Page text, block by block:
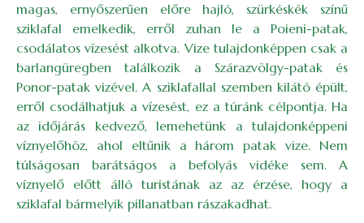
magas, ernyőszerűen előre hajló, szürkéskék színű
sziklafal emelkedik, erről zuhan le a Poieni-patak,
csodálatos vízesést alkotva. Vize tulajdonképpen csak a
barlangüregben találkozik a Szárazvölgy-patak és
Ponor-patak vizével. A sziklafallal szemben kilátó épült,
erről csodálhatjuk a vízesést, ez a túránk célpontja. Ha
az időjárás kedvező, lemehetünk a tulajdonképpeni
víznyelőhöz, ahol eltűnik a három patak vize. Nem
túlságosan barátságos a befolyás vidéke sem. A
víznyelő előtt álló turistának az az érzése, hogy a
sziklafal bármelyik pillanatban rászakadhat.